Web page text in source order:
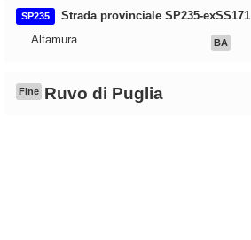
SP235
Strada provinciale SP235-exSS171
Altamura
BA
Fine Ruvo di Puglia